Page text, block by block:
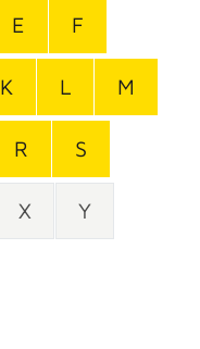
E F
K L M
R S
X Y